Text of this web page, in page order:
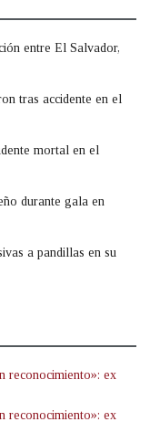
entre El Salvador,
tras accidente en el
mortal en el
durante gala en
a pandillas en su
reconocimiento»: ex
reconocimiento»: ex